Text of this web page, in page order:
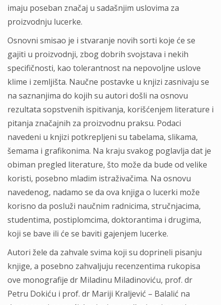
imaju poseban značaj u sadašnjim uslovima za
proizvodnju lucerke.
Osnovni smisao je i stvaranje novih sorti koje će se
gajiti u proizvodnji, zbog dobrih svojstava i nekih
specifičnosti, kao tolerantnost na nepovoljne uslove
klime i zemljišta. Naučne postavke u knjizi zasnivaju se
na saznanjima do kojih su autori došli na osnovu
rezultata sopstvenih ispitivanja, korišćenjem literature i
pitanja značajnih za proizvodnu praksu. Podaci
navedeni u knjizi potkrepljeni su tabelama, slikama,
šemama i grafikonima. Na kraju svakog poglavlja dat je
obiman pregled literature, što može da bude od velike
koristi, posebno mladim istraživačima. Na osnovu
navedenog, nadamo se da ova knjiga o lucerki može
korisno da posluži naučnim radnicima, stručnjacima,
studentima, postiplomcima, doktorantima i drugima,
koji se bave ili će se baviti gajenjem lucerke.
Autori žele da zahvale svima koji su doprineli pisanju
knjige, a posebno zahvaljuju recenzentima rukopisa
ove monografije dr Miladinu Miladinoviću, prof. dr
Petru Dokiću i prof. dr Mariji Kraljević – Balalić na